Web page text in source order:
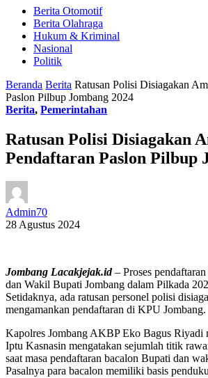
Berita Otomotif
Berita Olahraga
Hukum & Kriminal
Nasional
Politik
Beranda Berita Ratusan Polisi Disiagakan
Paslon Pilbup Jombang 2024
Berita, Pemerintahan
Ratusan Polisi Disiagakan
Pendaftaran Paslon Pilbup
Admin70
28 Agustus 2024
Jombang Lacakjejak.id– Proses
dan Wakil Bupati Jombang dalam Pilkada
Setidaknya, ada ratusan personel polisi
mengamankan pendaftaran di KPU Jombang.
Kapolres Jombang AKBP Eko Bagus Riyadi
Iptu Kasnasin mengatakan sejumlah titik
saat masa pendaftaran bacalon Bupati dan
Pasalnya para bacalon memiliki basis